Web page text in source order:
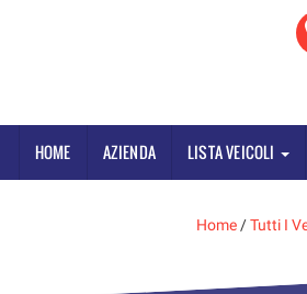
HOME AZIENDA LISTA VEICOLI
Home /Tutti I